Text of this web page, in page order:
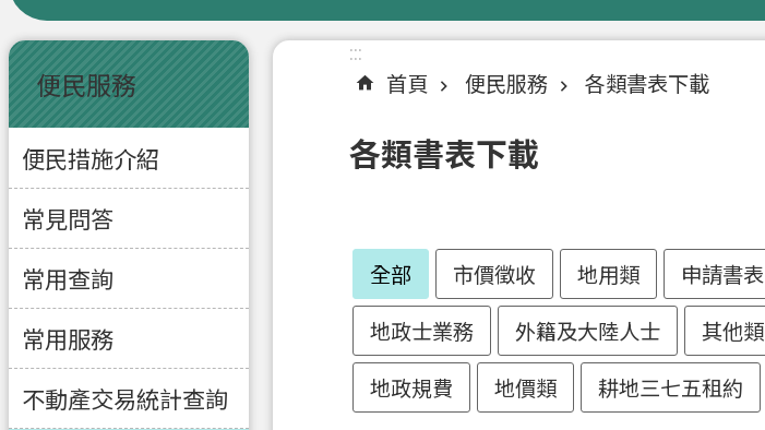
:::
便民服務
便民措施介紹
常見問答
常用查詢
常用服務
不動產交易統計查詢
:::
首頁
便民服務 各類書表下載
各類書表下載
全部 市價徵收 地用類 申請書表
地政士業務 外籍及大陸人士 其他類
地政規費 地價類 耕地三七五租約